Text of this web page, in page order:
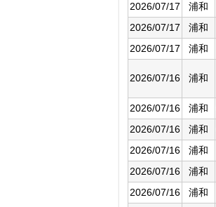
2026/07/17
浦和
2026/07/17
浦和
2026/07/17
浦和
2026/07/16 浦和
2026/07/16 浦和
2026/07/16
浦和
2026/07/16
浦和
2026/07/16
浦和
2026/07/16
浦和